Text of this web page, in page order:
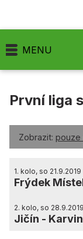
MENU
První liga
Zobrazit: pouze
1. kolo, so 21.9.2019
Frýdek
2. kolo, so 28.9.2019
Jičín -